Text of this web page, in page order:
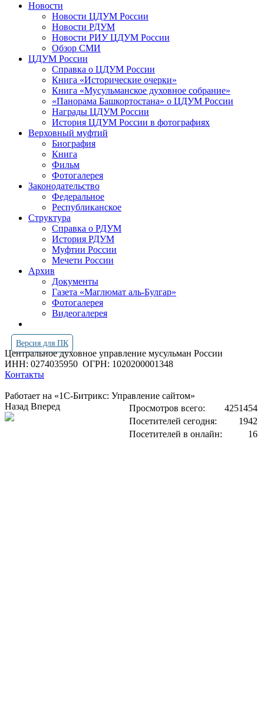
Новости
Новости ЦДУМ России
Новости РДУМ
Новости РИУ ЦДУМ России
Обзор СМИ
ЦДУМ России
Справка о ЦДУМ России
Книга «Исторические очерки»
Книга «Мусульманское духовное собрание»
«Панорама Башкортостана» о ЦДУМ России
Награды ЦДУМ России
История ЦДУМ России в фотографиях
Верховный муфтий
Биография
Книга
Фильм
Фотогалерея
Законодательство
Федеральное
Республиканское
Структура
Справка о РДУМ
История РДУМ
Муфтии России
Мечети России
Архив
Документы
Газета «Маглюмат аль-Булгар»
Фотогалерея
Видеогалерея
Версия для ПК
Центральное духовное управление мусульман России
ИНН: 0274035950 ОГРН: 1020200001348
Контакты
Работает на «1С-Битрикс: Управление сайтом»
Просмотров всего:
4251454
Посетителей сегодня:
1942
Посетителей в онлайн:
16
Назад Вперед